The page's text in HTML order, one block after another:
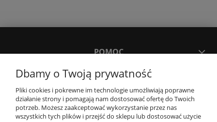
POMOC
MOJE KONTO
PŁATNOŚCI I DOSTAWA
Dbamy o Twoją prywatność
Pliki cookies i pokrewne im technologie umożliwiają poprawne
działanie strony i pomagają nam dostosować ofertę do Twoich
potrzeb. Możesz zaakceptować wykorzystanie przez nas
wszystkich tych plików i przejść do sklepu lub dostosować użycie